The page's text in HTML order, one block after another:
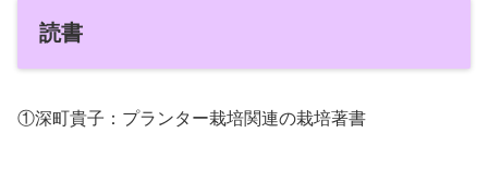
読書
①深町貴子：プランター栽培関連の栽培著書